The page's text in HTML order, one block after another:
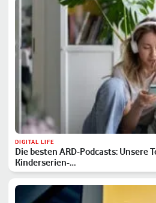
DIGITAL LIFE
Die besten ARD-Podcasts: Unsere
Kinderserien-…